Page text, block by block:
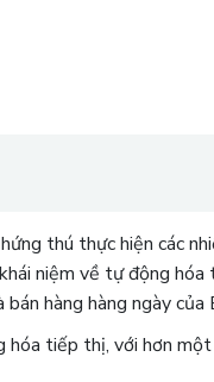
thú thực hiện các
niệm về tự động
hàng hàng ngày của
tiếp thị, với hơn